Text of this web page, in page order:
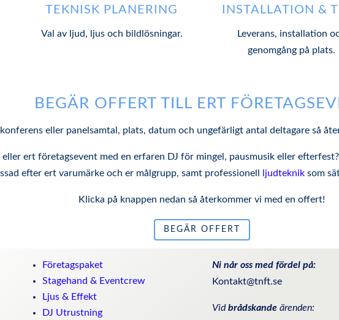
TEKNISK PLANERING
Val av ljud, ljus och bildlösningar.
INSTALLATION &
Leverans, installation
genomgång på plats.
BEGÄR OFFERT TILL ERT
eller panelsamtal, plats, datum och ungefärligt antal deltagare så
ert företagsevent med en erfaren DJ för mingel, pausmusik eller
efter ert varumärke och er målgrupp, samt professionell
ljudtekniksom
Klicka på knappen nedan så återkommer vi med en offert!
BEGÄR OFFERT
Företagspaket
Stagehand & Eventcrew
Ljus & Effekt
DJ Utrustning
Ni når oss med fördel på:
Kontakt@tnft.se
Vidbrådskandeärenden: